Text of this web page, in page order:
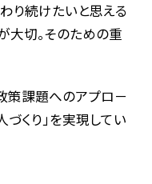
り続けたいと思える
大切。そのための重
策課題へのアプロ－
づくり」を実現してい